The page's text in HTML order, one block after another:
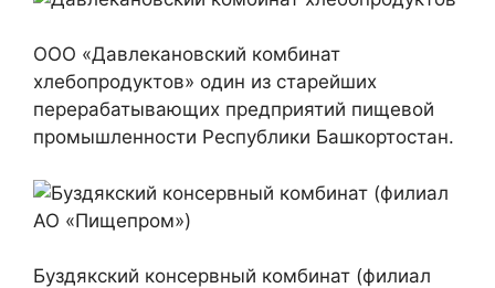
ООО «Давлекановский комбинат
хлебопродуктов» один из старейших
перерабатывающих предприятий пищевой
промышленности Республики Башкортостан.
Буздякский консервный комбинат (филиал